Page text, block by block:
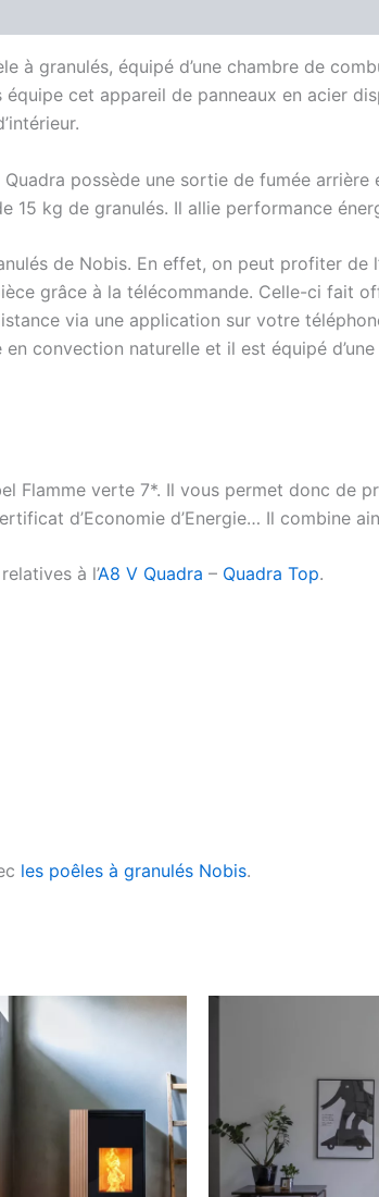
à granulés, équipé d’une chambre de
cet appareil de panneaux en acier
possède une sortie de fumée arrière
15 kg de granulés. Il allie performance
de Nobis. En effet, on peut profiter de
grâce à la télécommande. Celle-ci fait
via une application sur votre
convection naturelle et il est équipé
Flamme verte 7*. Il vous permet donc de
d’Economie d’Energie… Il combine
à l’A8 V Quadra – Quadra Top.
les poêles à granulés Nobis.